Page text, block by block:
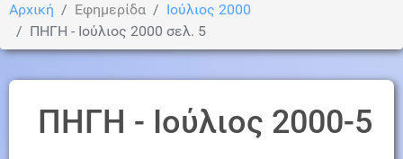
Αρχική Εφημερίδα
Ιούλιος 2000
ΠΗΓΗ - Ιούλιος 2000 σελ. 5
ΠΗΓΗ - Ιούλιος 2000-5